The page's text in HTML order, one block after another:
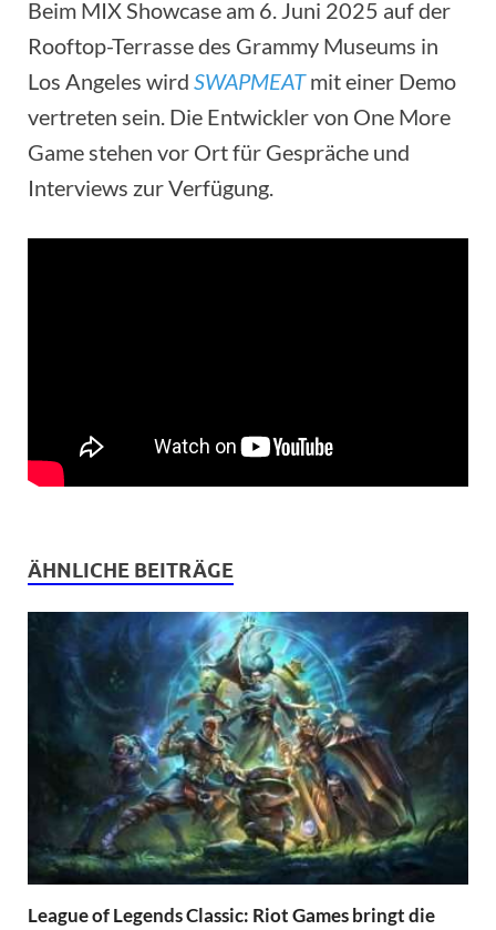
Beim MIX Showcase am 6. Juni 2025 auf der
Rooftop-Terrasse des Grammy Museums in
Los Angeles wird SWAPMEATmit einer Demo
vertreten sein. Die Entwickler von One More
Game stehen vor Ort für Gespräche und
Interviews zur Verfügung.
ÄHNLICHE BEITRÄGE
League of Legends Classic: Riot Games bringt die